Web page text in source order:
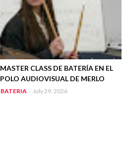
MASTER CLASS DE BATERÍA EN EL
POLO AUDIOVISUAL DE MERLO
BATERIA - July 29, 2026